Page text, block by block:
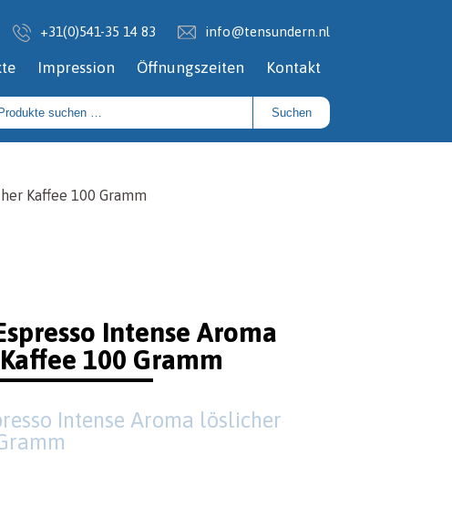
+31(0)541-35 14 83 info@tensundern.nl
Impression Öffnungszeiten Kontakt
Suchen
Kaffee 100 Gramm
Intense Aroma
100 Gramm
Intense Aroma löslicher